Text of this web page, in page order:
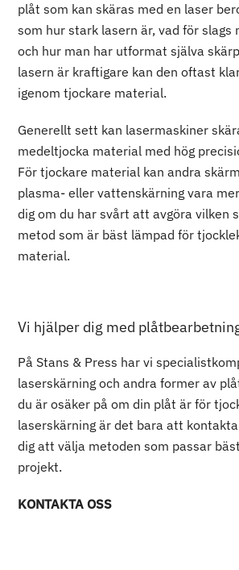
plåt som kan skäras med en laser
som hur stark lasern är, vad för slags
och hur man har utformat själva
lasern är kraftigare kan den oftast
igenom tjockare material.
Generellt sett kan lasermaskiner
medeltjocka material med hög
För tjockare material kan andra
plasma- eller vattenskärning vara
dig om du har svårt att avgöra vilken
metod som är bäst lämpad för
material.
Vi hjälper dig med
På Stans & Press har vi
laserskärning och andra former av
du är osäker på om din plåt är för
laserskärning är det bara att
dig att välja metoden som passar
projekt.
KONTAKTA OSS